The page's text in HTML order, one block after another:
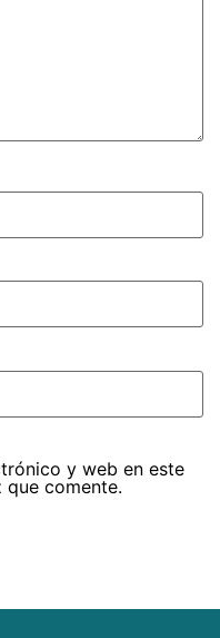
y web en este
comente.